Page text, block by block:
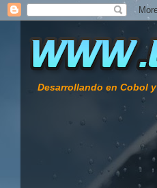
Desarrollando en Cobol